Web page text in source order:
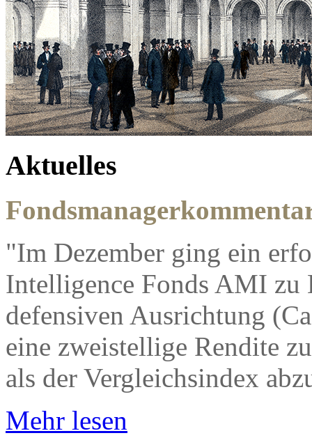
Aktuelles
"Im Dezember ging ein
Intelligence Fonds AMI zu
defensiven Ausrichtung
eine zweistellige Rendite
als der Vergleichsindex
Mehr lesen